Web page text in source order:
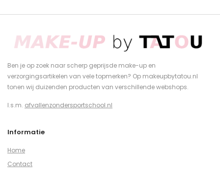
Ben je op zoek naar scherp geprijsde make-up en
verzorgingsartikelen van vele topmerken? Op makeupbytatou.nl
tonen wij duizenden producten van verschillende webshops.
I.s.m. afvallenzondersportschool.nl
Informatie
Home
Contact